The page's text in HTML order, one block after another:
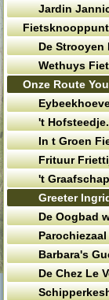
Jardin
De Strooyen
Wethuys
Onze Route
't
In t Groen
Frituur
't
Greeter
De Oogbad
Barbara's
De Chez Le